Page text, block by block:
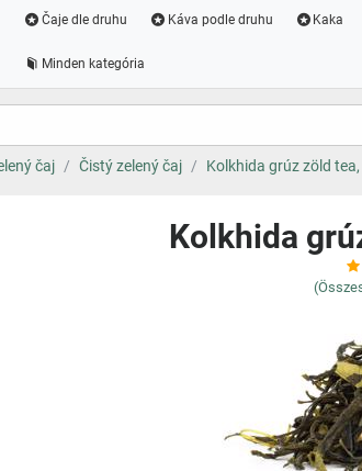
Čaje dle druhu Káva podle druhu Kaka
Minden kategória
čaj Čistý zelený čaj Kolkhida grúz zöld
Kolkhida